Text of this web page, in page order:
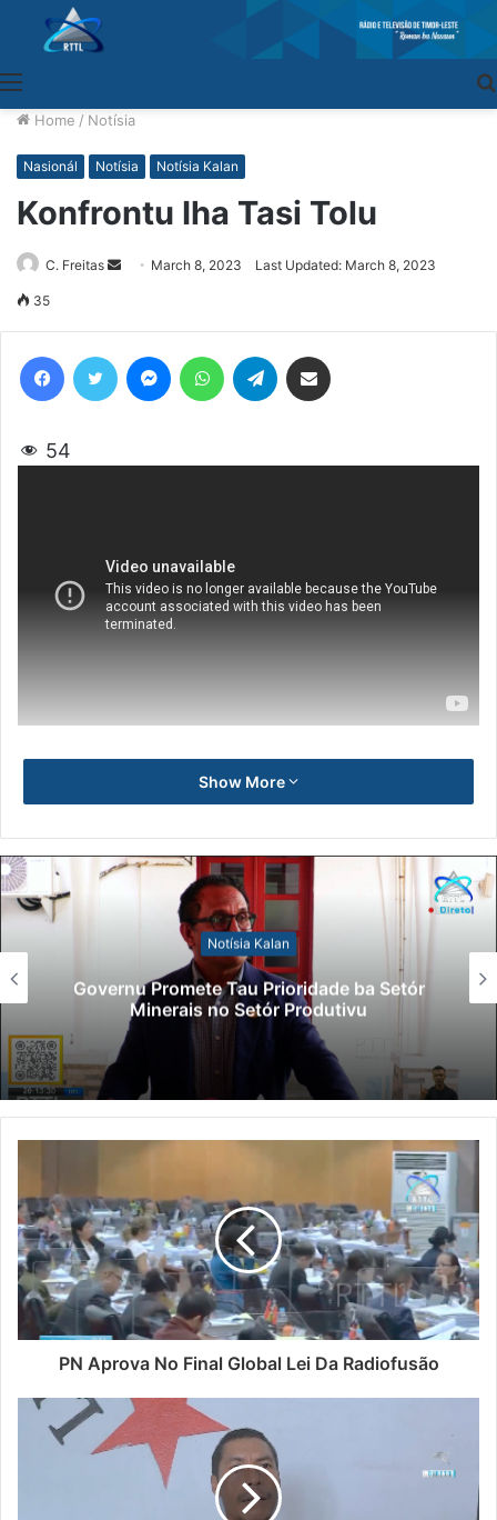
Home / Notísia
Nasionál Notísia Notísia Kalan
Konfrontu Iha Tasi Tolu
C. Freitas
SendMarch 8, 2023 Last Updated: March 8, 2023
35
54
Show More
Notísia Kalan
Governu Promete Tau Prioridade ba Setór
Minerais no Setór Produtivu
PN Aprova No Final Global Lei Da Radiofusão